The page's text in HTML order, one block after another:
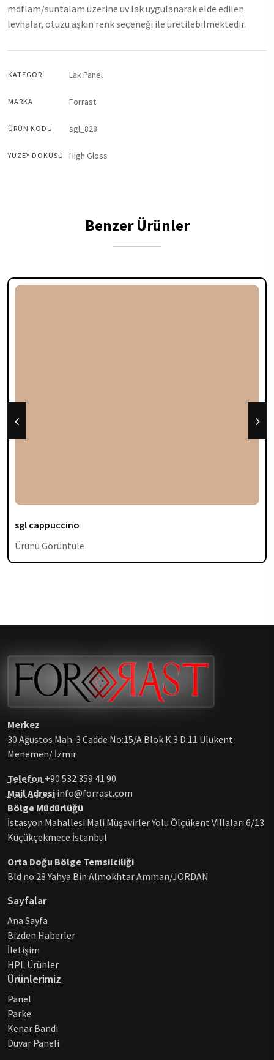
mdflam/suntalam üzerine uv lak uygulanarak elde edilen
levhalar, otuzu aşkın renk seçeneği ile üretilebilmektedir.
KATEGORI Lak Panel
MARKA Forrast
ÜRÜN KODU sgl_828
YÜZEY DOKUSU High Gloss
Benzer Ürünler
sgl cappuccino
Ürünü Görüntüle
Merkez
30 Ağustos Mah. 3 Cadde No:15/A Blok K:3 D:11 Ulukent
Menemen/ İzmir
Telefon +90 532 359 41 90
Mail Adresi info@forrast.com
Bölge Müdürlüğü
İstasyon Mahallesi Mali Müşavirler Yolu Ölçükent Villaları 6/13
Küçükçekmece İstanbul
Orta Doğu Bölge Temsilciliği
Bld no:28 Yahya Bin Almokhtar Amman/JORDAN
Sayfalar
Ana Sayfa
Bizden Haberler
İletişim
HPL Ürünler
Ürünlerimiz
Panel
Parke
Kenar Bandı
Duvar Paneli